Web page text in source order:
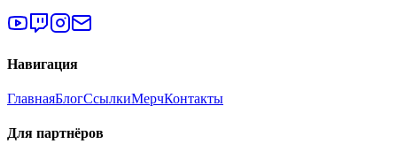
Навигация
ГлавнаяБлогСсылкиМерчКонтакты
Для партнёров